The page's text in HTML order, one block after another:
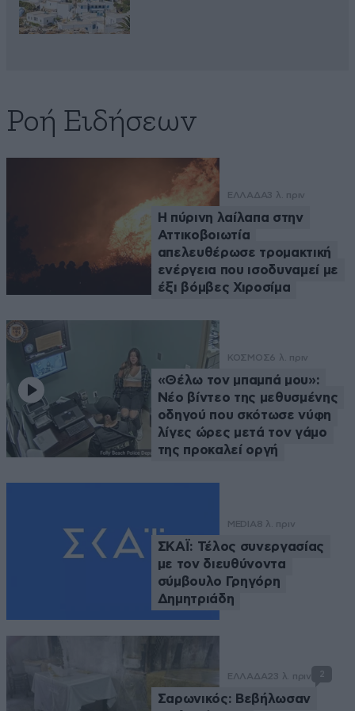
Ροή Ειδήσεων
ΕΛΛΑΔΑ3 λ. πριν
Η πύρινη λαίλαπα στην
Αττικοβοιωτία
απελευθέρωσε τρομακτική
ενέργεια που ισοδυναμεί με
έξι βόμβες Χιροσίμα
ΚΟΣΜΟΣ6 λ. πριν
«Θέλω τον μπαμπά μου»:
Νέο βίντεο της μεθυσμένης
οδηγού που σκότωσε νύφη
λίγες ώρες μετά τον γάμο
της προκαλεί οργή
MEDIA8 λ. πριν
ΣΚΑΪ: Τέλος συνεργασίας
με τον διευθύνοντα
σύμβουλο Γρηγόρη
Δημητριάδη
ΕΛΛΑΔΑ23 λ. πριν 2
Σαρωνικός: Βεβήλωσαν